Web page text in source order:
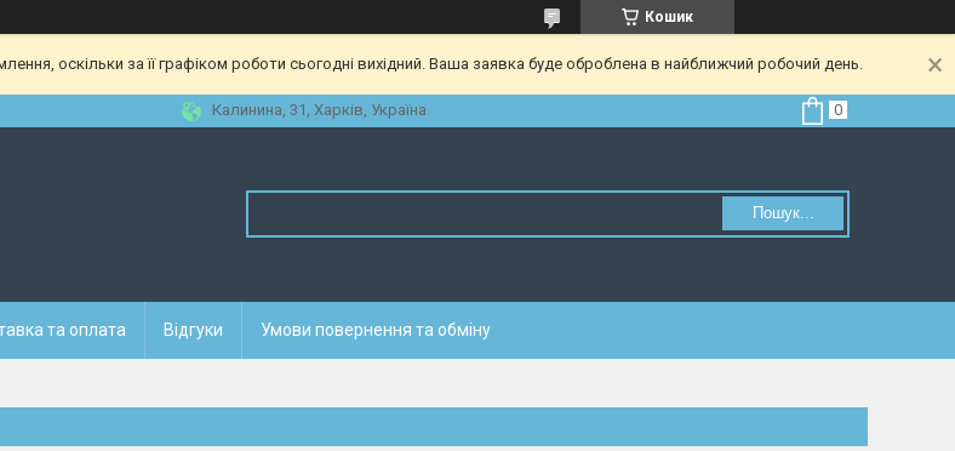
Кошик
оскільки за її графіком роботи сьогодні вихідний. Ваша заявка буде оброблена в найближчий робочий день.
Калинина, 31, Харків, Україна
Пошук...
та оплата Відгуки Умови повернення та обміну